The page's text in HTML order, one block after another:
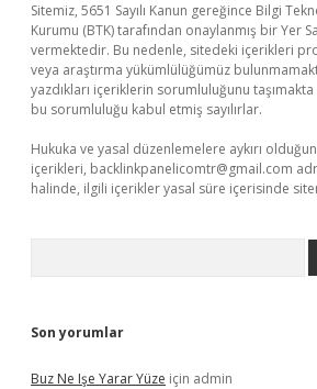
Sitemiz, 5651 Sayılı Kanun gereğince Bilgi
Kurumu (BTK) tarafından onaylanmış bir Yer
vermektedir. Bu nedenle, sitedeki içerikleri
veya araştırma yükümlülüğümüz
yazdıkları içeriklerin sorumluluğunu
bu sorumluluğu kabul etmiş sayılırlar.
Hukuka ve yasal düzenlemelere aykırı
içerikleri, backlinkpanelicomtr@gmail.com
halinde, ilgili içerikler yasal süre içerisinde
Son yorumlar
Buz Ne Işe Yarar Yüze için admin